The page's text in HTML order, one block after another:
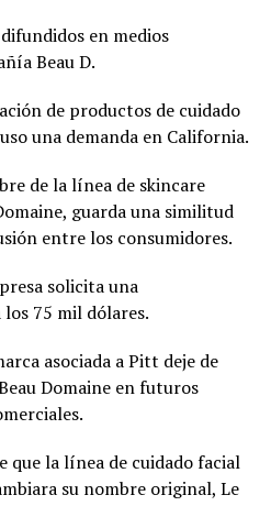
en medios
Beau D.
de productos de cuidado
una demanda en California.
de la línea de skincare
guarda una similitud
entre los consumidores.
solicita una
75 mil dólares.
asociada a Pitt deje de
Domaine en futuros
que la línea de cuidado facial
su nombre original, Le